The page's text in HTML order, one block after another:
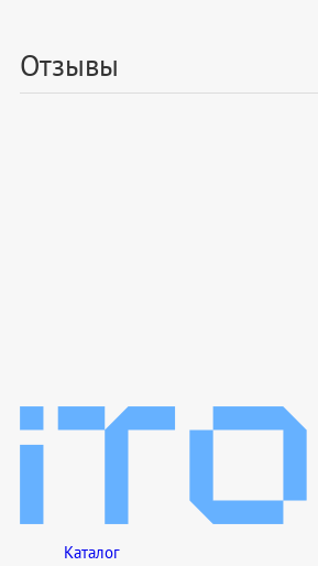
Отзывы
Каталог